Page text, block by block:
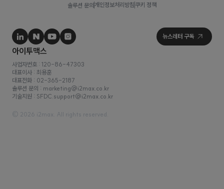
솔루션 문의 개인정보처리방침 쿠키 정책
사업자번호 : 120-86-47303
대표이사 : 최용훈
© 2026 i2max. All rights reserved.
솔루션 문의 : marketing@i2max.co.kr
기술지원 : SFDC.support@i2max.co.kr
대표전화 : 02-365-2187